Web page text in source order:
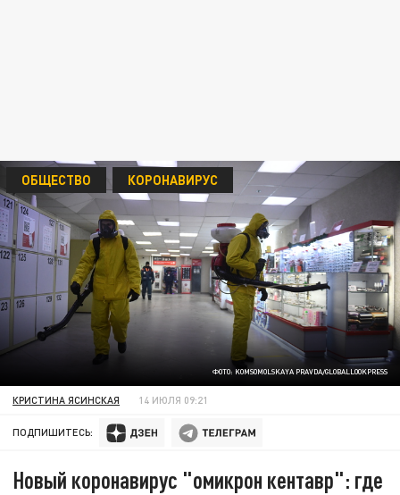
ФОТО: KOMSOMOLSKAYA PRAVDA/GLOBALLOOKPRESS
ОБЩЕСТВО КОРОНАВИРУС
КРИСТИНА ЯСИНСКАЯ 14 ИЮЛЯ 09:21
ПОДПИШИТЕСЬ:
Новый коронавирус "омикрон кентавр": где